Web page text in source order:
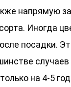
напрямую
Иногда
посадки.
на 4-5